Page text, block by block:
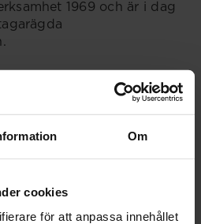
Om
cookies
för att anpassa innehållet
1969 och är i dag
för att se status i ditt